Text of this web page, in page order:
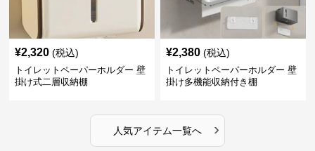
¥2,320 (税込)
トイレットペーパーホルダー 壁
掛け式二層収納棚
¥2,380 (税込)
トイレットペーパーホルダー 壁
掛け多機能収納付き棚
人気アイテム一覧へ ›